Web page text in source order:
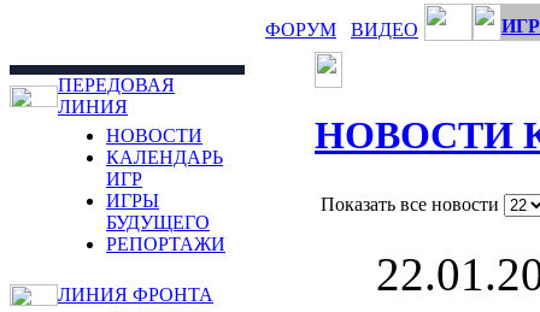
ФОРУМ ВИДЕО
ПЕРЕДОВАЯ
ЛИНИЯ
НОВОСТИ
КАЛЕНДАРЬ
ИГР
ИГРЫ
БУДУЩЕГО
РЕПОРТАЖИ
ЛИНИЯ ФРОНТА
НОВОСТИ
Показать все новости